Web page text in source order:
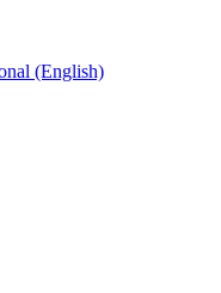
(English)